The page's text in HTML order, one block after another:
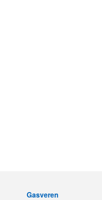
Gasveren